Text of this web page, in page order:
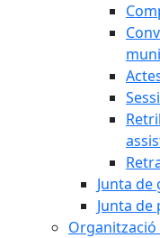
Junta de
Junta de